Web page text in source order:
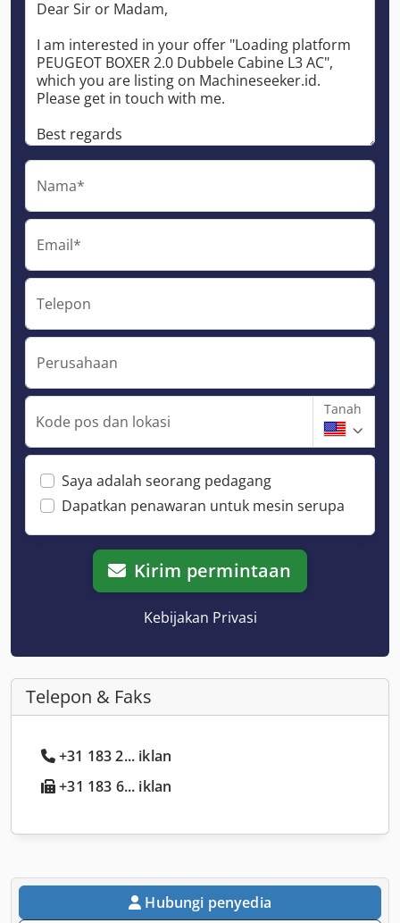
Nama*
Email*
Telepon
Perusahaan
Kode pos dan lokasi
Tanah
Saya adalah seorang pedagang
Dapatkan penawaran untuk mesin serupa
Kirim permintaan
Kebijakan Privasi
Telepon & Faks
+31 183 2... iklan
+31 183 6... iklan
Hubungi penyedia